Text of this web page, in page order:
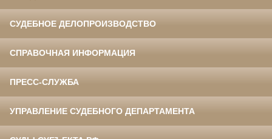
СУДЕБНОЕ ДЕЛОПРОИЗВОДСТВО
СПРАВОЧНАЯ ИНФОРМАЦИЯ
ПРЕСС-СЛУЖБА
УПРАВЛЕНИЕ СУДЕБНОГО ДЕПАРТАМЕНТА